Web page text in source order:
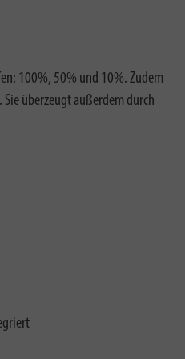
100%, 50% und 10%. Zudem
überzeugt außerdem durch